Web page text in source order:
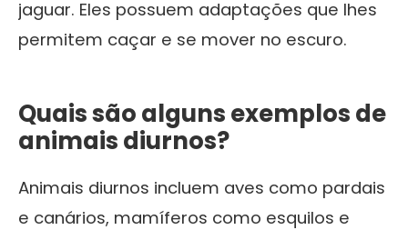
jaguar. Eles possuem adaptações que lhes
permitem caçar e se mover no escuro.
Quais são alguns exemplos de
animais diurnos?
Animais diurnos incluem aves como pardais
e canários, mamíferos como esquilos e